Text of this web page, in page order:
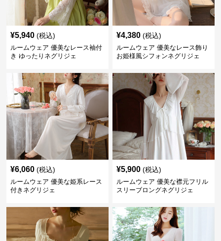
¥5,940 (税込)
ルームウェア 優美なレース袖付
き ゆったりネグリジェ
¥4,380 (税込)
ルームウェア 優美なレース飾り
お姫様風シフォンネグリジェ
¥6,060 (税込)
ルームウェア 優美な姫系レース
付きネグリジェ
¥5,900 (税込)
ルームウェア 優美な襟元フリル
スリーブロングネグリジェ